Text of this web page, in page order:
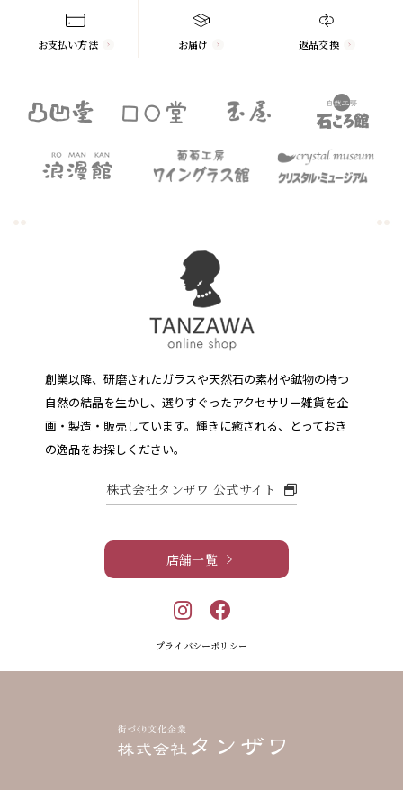
お支払い方法 お届け 返品交換
創業以降、研磨されたガラスや天然石の素材や鉱物の持つ
自然の結晶を生かし、選りすぐったアクセサリー雑貨を企
画・製造・販売しています。 輝きに癒される、とっておき
の逸品をお探しください。
株式会社タンザワ 公式サイト
店舗一覧
プライバシーポリシー